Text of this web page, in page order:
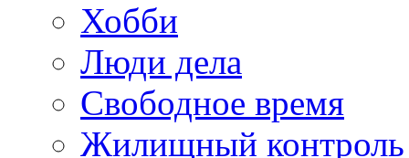
Хобби
Люди дела
Свободное время
Жилищный контроль